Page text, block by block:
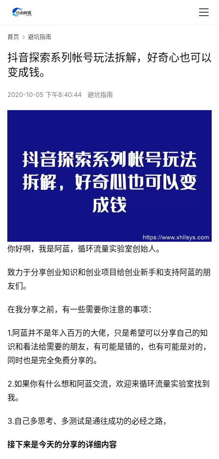
首页 避坑指南
抖音探索系列帐号玩法拆解，好奇心也可以
变成钱。
2020-10-05 下午8:40:44 避坑指南
你好啊，我是阿蓝，循环流量实验室创始人。
致力于分享创业知识和创业项目给创业新手和支持阿蓝的朋
友们。
在我分享之前，有一些需要你注意的事项：
1.阿蓝并不是年入百万的大佬，只是希望可以分享自己的知
识和看法给需要的朋友，有可能是错的，也有可能是对的，
同时也是完全免费分享的。
2.如果你有什么想和阿蓝交流，欢迎来循环流量实验室找到
我。
3.自己多思考、多测试是通往成功的必经之路，
接下来是今天的分享的详细内容